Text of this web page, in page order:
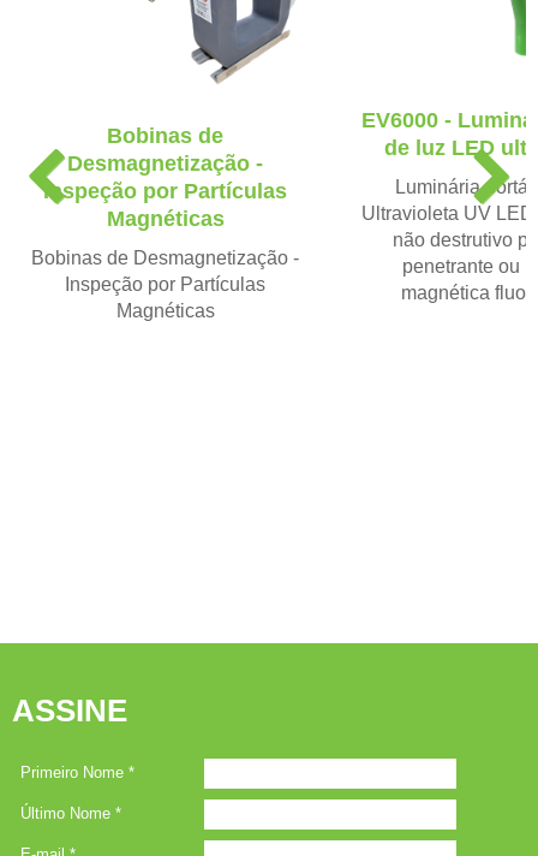
Bobinas de
Desmagnetização -
Inspeção por Partículas
Magnéticas
Bobinas de Desmagnetização -
Inspeção por Partículas
Magnéticas
EV6000 -
de luz LED
Luminária
Ultravioleta UV
não destrutivo
penetrante ou
magnética
P
r
i
o
N
e
x
ASSINE